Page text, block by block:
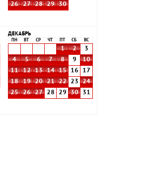
26
27 28 29 30
ДЕКАБРЬ
ПН ВТ СР ЧТ СБ ВС
1 2
3
4
5 6 7 8 9
10
11
12 13 14 15 16
17
18
19 20 21 22 23
24
25
26 27 28 29 30 31